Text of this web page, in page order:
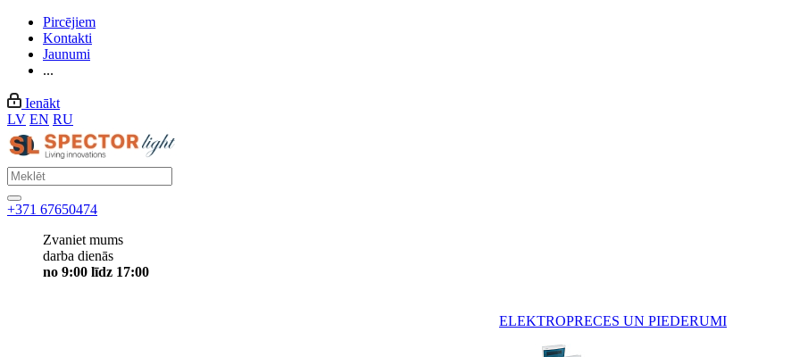
Pircējiem
Kontakti
Jaunumi
...
Ienākt
LV EN RU
+371 67650474
Zvaniet mums
darba dienās
no 9:00 līdz 17:00
ELEKTROPRECES UN PIEDERUMI